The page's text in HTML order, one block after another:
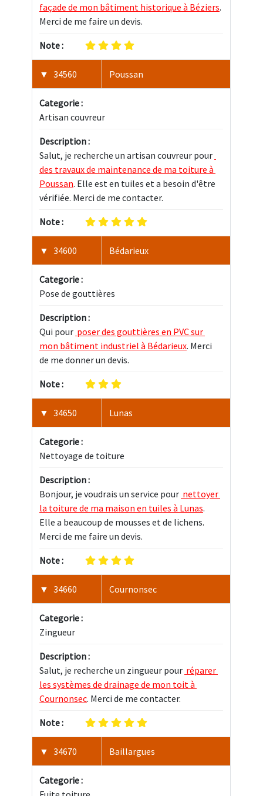
façade de mon bâtiment historique à Béziers.
Merci de me faire un devis.
Note :
34560 Poussan
Categorie :
Artisan couvreur
Description :
Salut, je recherche un artisan couvreur pour
des travaux de maintenance de ma toiture à
Poussan. Elle est en tuiles et a besoin d'être
vérifiée. Merci de me contacter.
Note :
34600 Bédarieux
Categorie :
Pose de gouttières
Description :
Qui pour poser des gouttières en PVC sur
mon bâtiment industriel à Bédarieux. Merci
de me donner un devis.
Note :
34650 Lunas
Categorie :
Nettoyage de toiture
Description :
Bonjour, je voudrais un service pour nettoyer
la toiture de ma maison en tuiles à Lunas.
Elle a beaucoup de mousses et de lichens.
Merci de me faire un devis.
Note :
34660 Cournonsec
Categorie :
Zingueur
Description :
Salut, je recherche un zingueur pour réparer
les systèmes de drainage de mon toit à
Cournonsec. Merci de me contacter.
Note :
34670 Baillargues
Categorie :